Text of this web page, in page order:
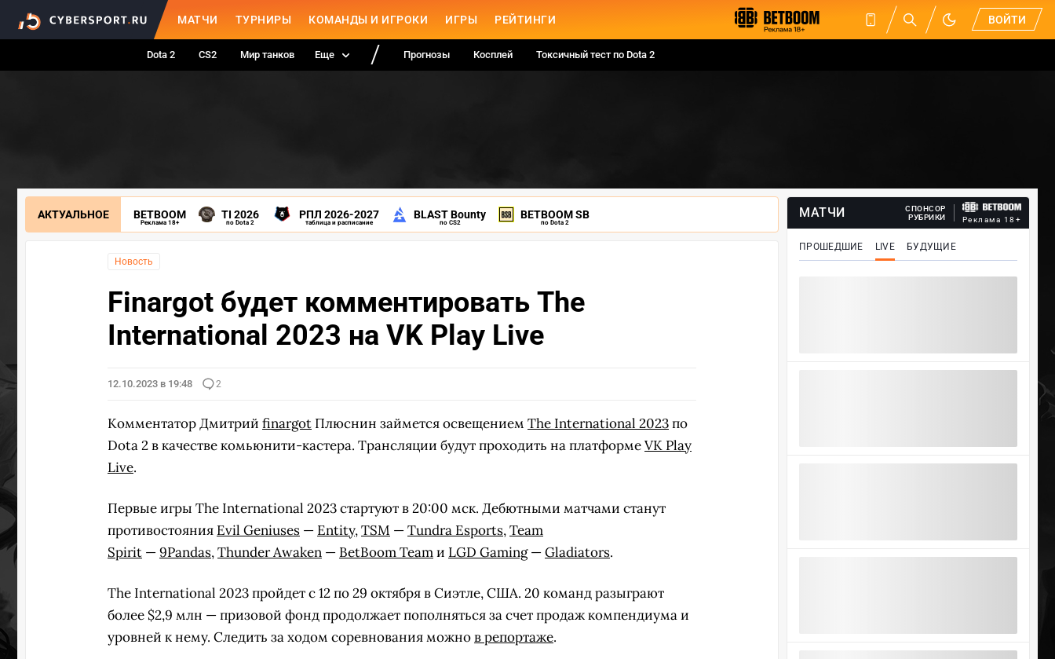
МАТЧИ ТУРНИРЫ КОМАНДЫ И ИГРОКИ ИГРЫ РЕЙТИНГИ ВОЙТИ
Dota 2 CS2 Мир танков Еще Прогнозы Косплей Токсичный тест по Dota 2
АКТУАЛЬНОЕ BETBOOM
Реклама 18+
TI 2026
по Dota 2
РПЛ 2026-2027
таблица и расписание
BLAST Bounty
по CS2
BETBOOM SB
по Dota 2
Новость
Finargot будет комментировать The
International 2023 на VK Play Live
12.10.2023 в 19:48 2
Комментатор Дмитрий finargot Плюснин займется освещением The International 2023по
Dota 2 в качестве комьюнити-кастера. Трансляции будут проходить на платформеVK Play
Live.
Первые игры The International 2023 стартуют в 20:00 мск. Дебютными матчами станут
противостояния Evil Geniuses — Entity,TSM —Tundra Esports,Team
Spirit —9Pandas,Thunder Awaken — BetBoom Teamи LGD Gaming—Gladiators.
The International 2023 пройдет с 12 по 29 октября в Сиэтле, США. 20 команд разыграют
более $2,9 млн — призовой фонд продолжает пополняться за счет продаж компендиума и
уровней к нему. Следить за ходом соревнования можнов репортаже.
МАТЧИ
СПОНСОР
РУБРИКИ
Реклама 18+
ПРОШЕДШИЕ LIVE БУДУЩИЕ